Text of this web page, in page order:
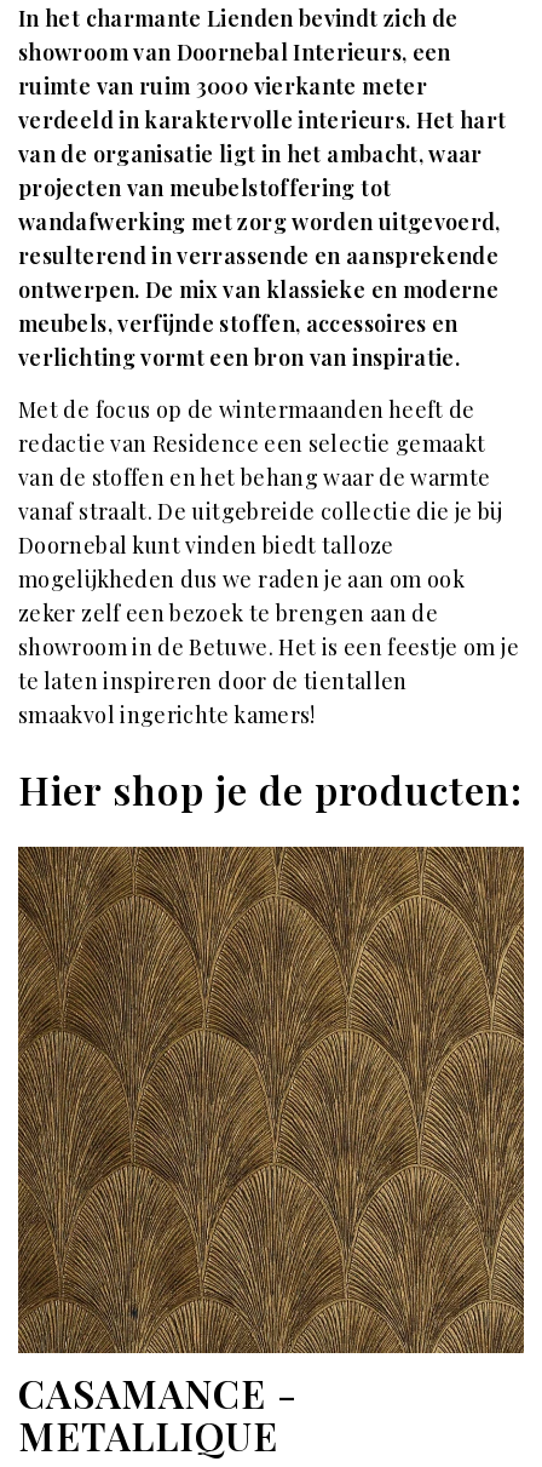
In het charmante Lienden bevindt zich de
showroom van Doornebal Interieurs, een
ruimte van ruim 3000 vierkante meter
verdeeld in karaktervolle interieurs. Het hart
van de organisatie ligt in het ambacht, waar
projecten van meubelstoffering tot
wandafwerking met zorg worden uitgevoerd,
resulterend in verrassende en aansprekende
ontwerpen. De mix van klassieke en moderne
meubels, verfijnde stoffen, accessoires en
verlichting vormt een bron van inspiratie.
Met de focus op de wintermaanden heeft de
redactie van Residence een selectie gemaakt
van de stoffen en het behang waar de warmte
vanaf straalt. De uitgebreide collectie die je bij
Doornebal kunt vinden biedt talloze
mogelijkheden dus we raden je aan om ook
zeker zelf een bezoek te brengen aan de
showroom in de Betuwe. Het is een feestje om je
te laten inspireren door de tientallen
smaakvol ingerichte kamers!
Hier shop je de producten:
CASAMANCE -
METALLIQUE